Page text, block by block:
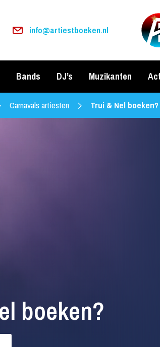
info@artiestboeken.nl
Bands DJ’s Muzikanten
Carnavals artiesten Trui & Nel boeken?
boeken?